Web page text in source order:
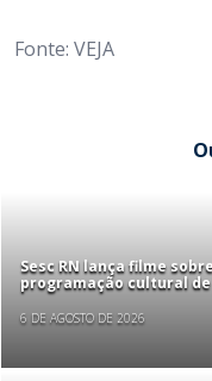
Fonte: VEJA
Sesc RN lança filme
programação cultural
6 DE AGOSTO DE 2026